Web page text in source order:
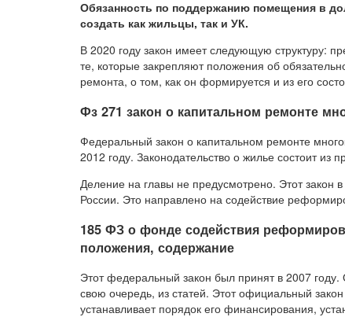
Обязанность по поддержанию помещения в
создать как жильцы, так и УК.
В 2020 году закон имеет следующую структуру:
те, которые закрепляют положения об
ремонта, о том, как он формируется и из его
Фз 271 закон о капитальном ремонте
Федеральный закон о капитальном ремонте
2012 году. Законодательство о жилье состоит из
Деление на главы не предусмотрено. Этот закон
России. Это направлено на содействие
185 ФЗ о фонде содействия
положения, содержание
Этот федеральный закон был принят в 2007 году.
свою очередь, из статей. Этот официальный
устанавливает порядок его финансирования,